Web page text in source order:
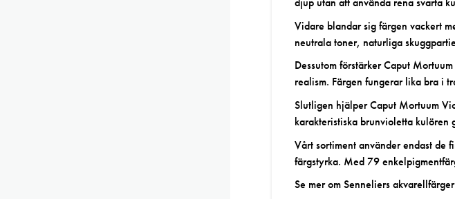
Vidare blandar sig färgen vackert
neutrala toner, naturliga
Dessutom förstärker Caput
realism. Färgen fungerar lika bra i
Slutligen hjälper Caput Mortuum
karakteristiska brunvioletta kulören
Vårt sortimentanvänder endast de
färgstyrka. Med 79
Se mer omSenneliers akvarellfärger